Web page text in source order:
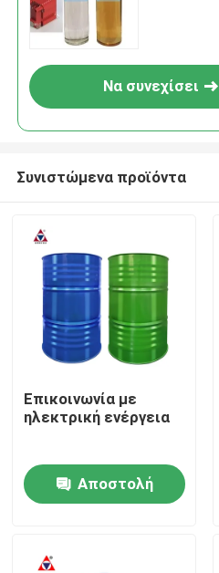
Σπίτι
Προϊόντα
Να συνεχίσει
Συνιστώμενα προϊόντα
Επικοινωνία με
ηλεκτρική ενέργεια
Αποστολή